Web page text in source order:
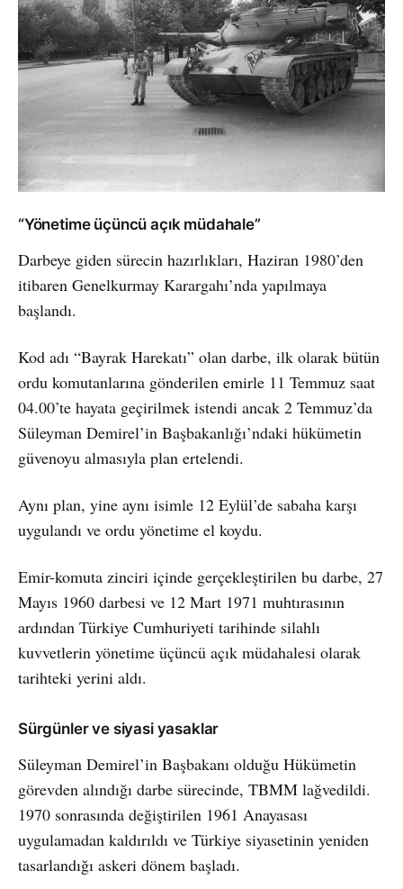
“Yönetime üçüncü açık müdahale”
Darbeye giden sürecin hazırlıkları, Haziran 1980’den
itibaren Genelkurmay Karargahı’nda yapılmaya
başlandı.
Kod adı “Bayrak Harekatı” olan darbe, ilk olarak bütün
ordu komutanlarına gönderilen emirle 11 Temmuz saat
04.00’te hayata geçirilmek istendi ancak 2 Temmuz’da
Süleyman Demirel’in Başbakanlığı’ndaki hükümetin
güvenoyu almasıyla plan ertelendi.
Aynı plan, yine aynı isimle 12 Eylül’de sabaha karşı
uygulandı ve ordu yönetime el koydu.
Emir-komuta zinciri içinde gerçekleştirilen bu darbe, 27
Mayıs 1960 darbesi ve 12 Mart 1971 muhtırasının
ardından Türkiye Cumhuriyeti tarihinde silahlı
kuvvetlerin yönetime üçüncü açık müdahalesi olarak
tarihteki yerini aldı.
Sürgünler ve siyasi yasaklar
Süleyman Demirel’in Başbakanı olduğu Hükümetin
görevden alındığı darbe sürecinde, TBMM lağvedildi.
1970 sonrasında değiştirilen 1961 Anayasası
uygulamadan kaldırıldı ve Türkiye siyasetinin yeniden
tasarlandığı askeri dönem başladı.